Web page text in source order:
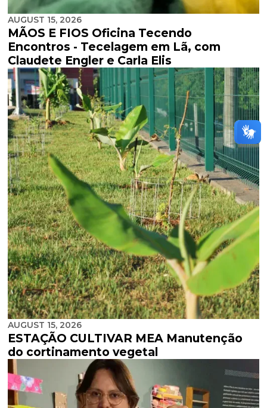
AUGUST 15, 2026
MÃOS E FIOS Oficina Tecendo
Encontros - Tecelagem em Lã, com
Claudete Engler e Carla Elis
AUGUST 15, 2026
ESTAÇÃO CULTIVAR MEA Manutenção
do cortinamento vegetal